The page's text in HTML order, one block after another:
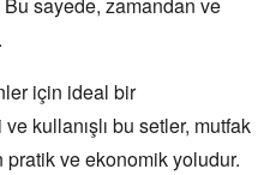
için ideal bir
kullanışlı bu setler, mutfak
pratik ve ekonomik yoludur.